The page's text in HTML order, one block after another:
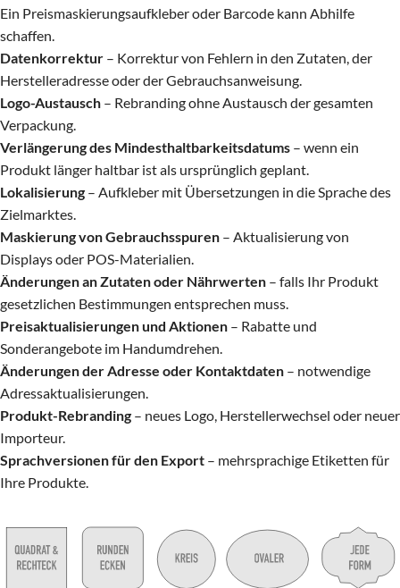
Ein Preismaskierungsaufkleber oder Barcode kann Abhilfe
schaffen.
Datenkorrektur – Korrektur von Fehlern in den Zutaten, der
Herstelleradresse oder der Gebrauchsanweisung.
Logo-Austausch – Rebranding ohne Austausch der gesamten
Verpackung.
Verlängerung des Mindesthaltbarkeitsdatums – wenn ein
Produkt länger haltbar ist als ursprünglich geplant.
Lokalisierung – Aufkleber mit Übersetzungen in die Sprache des
Zielmarktes.
Maskierung von Gebrauchsspuren – Aktualisierung von
Displays oder POS-Materialien.
Änderungen an Zutaten oder Nährwerten – falls Ihr Produkt
gesetzlichen Bestimmungen entsprechen muss.
Preisaktualisierungen und Aktionen – Rabatte und
Sonderangebote im Handumdrehen.
Änderungen der Adresse oder Kontaktdaten – notwendige
Adressaktualisierungen.
Produkt-Rebranding – neues Logo, Herstellerwechsel oder neuer
Importeur.
Sprachversionen für den Export – mehrsprachige Etiketten für
Ihre Produkte.